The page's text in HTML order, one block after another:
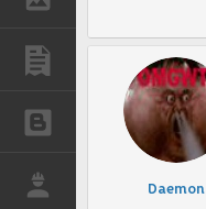
ПУБЛИКАЦИИ
БЛОГИ
Daemon